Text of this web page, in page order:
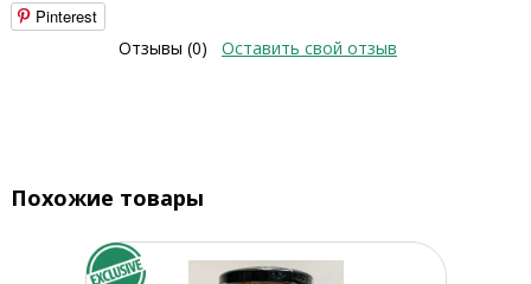
Pinterest
Отзывы (0)
Оставить свой отзыв
Похожие товары